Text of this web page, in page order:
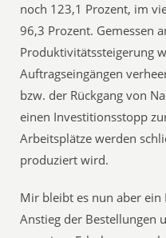
noch 123,1 Prozent, im
96,3 Prozent. Gemessen
Produktivitätssteigerung
Auftragseingängen
bzw. der Rückgang von
einen Investitionsstopp
Arbeitsplätze werden
produziert wird.
Mir bleibt es nun aber ein
Anstieg der Bestellungen